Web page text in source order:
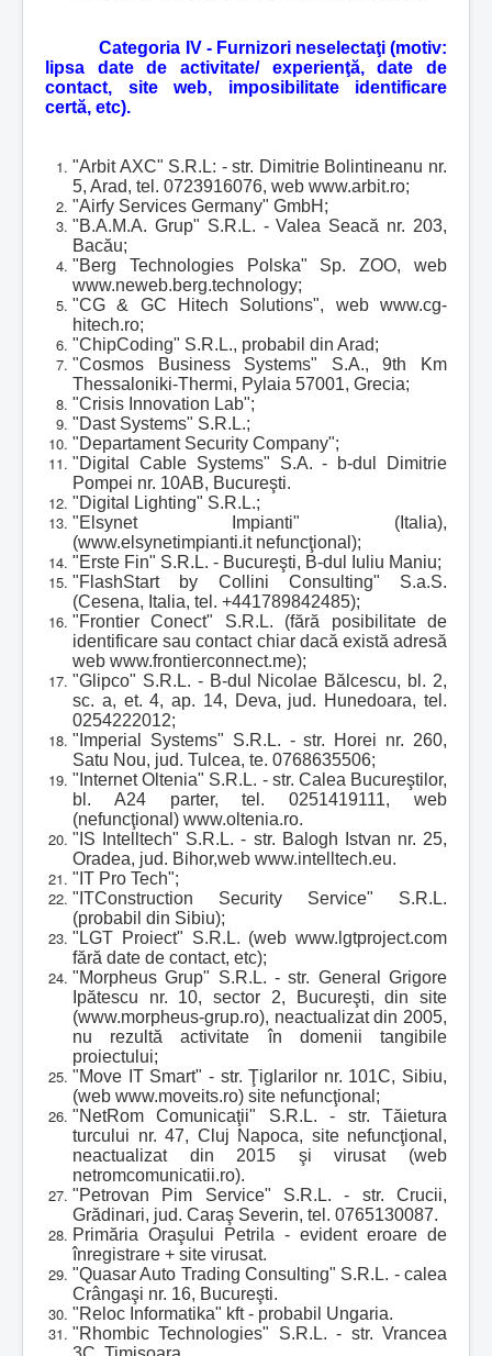
Categoria IV - Furnizori neselectaţi (motiv:
lipsa date de activitate/ experienţă, date de
contact, site web, imposibilitate identificare
certă, etc).
"Arbit AXC" S.R.L: - str. Dimitrie Bolintineanu nr.
5, Arad, tel. 0723916076, web www.arbit.ro;
"Airfy Services Germany" GmbH;
"B.A.M.A. Grup" S.R.L. - Valea Seacă nr. 203,
Bacău;
"Berg Technologies Polska" Sp. ZOO, web
www.neweb.berg.technology;
"CG & GC Hitech Solutions", web www.cg-
hitech.ro;
"ChipCoding" S.R.L., probabil din Arad;
"Cosmos Business Systems" S.A., 9th Km
Thessaloniki-Thermi, Pylaia 57001, Grecia;
"Crisis Innovation Lab";
"Dast Systems" S.R.L.;
"Departament Security Company";
"Digital Cable Systems" S.A. - b-dul Dimitrie
Pompei nr. 10AB, Bucureşti.
"Digital Lighting" S.R.L.;
"Elsynet Impianti" (Italia),
(www.elsynetimpianti.it nefuncţional);
"Erste Fin" S.R.L. - Bucureşti, B-dul Iuliu Maniu;
"FlashStart by Collini Consulting" S.a.S.
(Cesena, Italia, tel. +441789842485);
"Frontier Conect" S.R.L. (fără posibilitate de
identificare sau contact chiar dacă există adresă
web www.frontierconnect.me);
"Glipco" S.R.L. - B-dul Nicolae Bălcescu, bl. 2,
sc. a, et. 4, ap. 14, Deva, jud. Hunedoara, tel.
0254222012;
"Imperial Systems" S.R.L. - str. Horei nr. 260,
Satu Nou, jud. Tulcea, te. 0768635506;
"Internet Oltenia" S.R.L. - str. Calea Bucureştilor,
bl. A24 parter, tel. 0251419111, web
(nefuncţional) www.oltenia.ro.
"IS Intelltech" S.R.L. - str. Balogh Istvan nr. 25,
Oradea, jud. Bihor,web www.intelltech.eu.
"IT Pro Tech";
"ITConstruction Security Service" S.R.L.
(probabil din Sibiu);
"LGT Proiect" S.R.L. (web www.lgtproject.com
fără date de contact, etc);
"Morpheus Grup" S.R.L. - str. General Grigore
Ipătescu nr. 10, sector 2, Bucureşti, din site
(www.morpheus-grup.ro), neactualizat din 2005,
nu rezultă activitate în domenii tangibile
proiectului;
"Move IT Smart" - str. Ţiglarilor nr. 101C, Sibiu,
(web www.moveits.ro) site nefuncţional;
"NetRom Comunicaţii" S.R.L. - str. Tăietura
turcului nr. 47, Cluj Napoca, site nefuncţional,
neactualizat din 2015 şi virusat (web
netromcomunicatii.ro).
"Petrovan Pim Service" S.R.L. - str. Crucii,
Grădinari, jud. Caraş Severin, tel. 0765130087.
Primăria Oraşului Petrila - evident eroare de
înregistrare + site virusat.
"Quasar Auto Trading Consulting" S.R.L. - calea
Crângaşi nr. 16, Bucureşti.
"Reloc Informatika" kft - probabil Ungaria.
"Rhombic Technologies" S.R.L. - str. Vrancea